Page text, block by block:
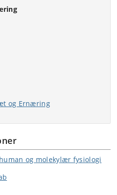
og Ernæring
og molekylær fysiologi